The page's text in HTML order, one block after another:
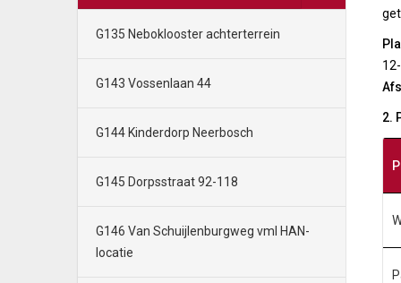
G135 Neboklooster achterterrein
G143 Vossenlaan 44
G144 Kinderdorp Neerbosch
G145 Dorpsstraat 92-118
G146 Van Schuijlenburgweg vml HAN-
locatie
2.